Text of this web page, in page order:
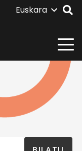
Euskara